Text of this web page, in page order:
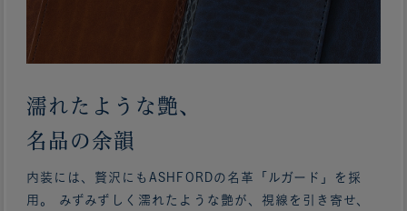
濡れたような艶、
名品の余韻
内装には、贅沢にもASHFORDの名革「ルガード」を採
用。 みずみずしく濡れたような艶が、視線を引き寄せ、